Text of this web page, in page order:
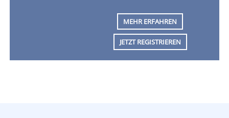
MEHR ERFAHREN
JETZT REGISTRIEREN